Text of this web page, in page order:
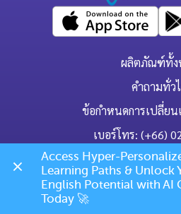
ผลิตภัณฑ์ทั้ง
คำถามทั่ว
ข้อกำหนดการเปลี่ย
เบอร์โทร: (+66)
(เวลาเปิดทำการ: จันทร์-ศุก
support@elsanow.io
Access Hyper-
Learning Paths & Unlock
English Potential with AI
Today 🚀